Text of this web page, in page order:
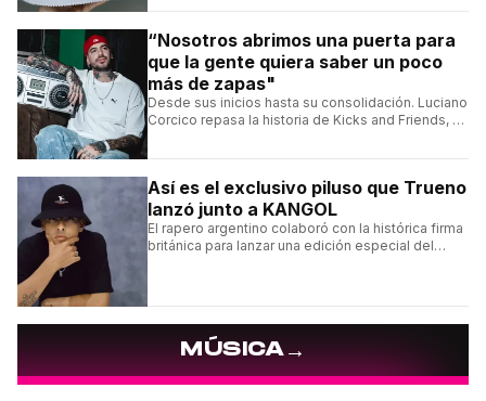
“Nosotros abrimos una puerta para
que la gente quiera saber un poco
más de zapas"
Desde sus inicios hasta su consolidación. Luciano
Corcico repasa la historia de Kicks and Friends, el
Así es el exclusivo piluso que Trueno
lanzó junto a KANGOL
El rapero argentino colaboró con la histórica firma
británica para lanzar una edición especial del
MÚSICA→